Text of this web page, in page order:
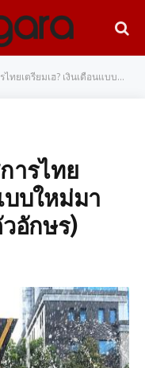
งินเดือนแบบใหม่มาแน่! (ประมาณ 550 ตัวอักษร)
ารไทย
บบใหม่มา
อักษร)